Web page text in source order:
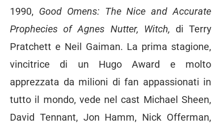
1990, Good Omens: The Nice and Accurate
Prophecies of Agnes Nutter, Witch, di Terry
Pratchett e Neil Gaiman. La prima stagione,
vincitrice di un Hugo Award e molto
apprezzata da milioni di fan appassionati in
tutto il mondo, vede nel cast Michael Sheen,
David Tennant, Jon Hamm, Nick Offerman,